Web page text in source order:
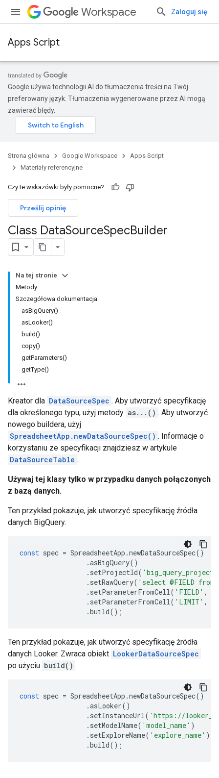
Workspace Zaloguj się
Apps Script
Google używa technologii AI do tłumaczenia treści na Twój
preferowany język. Tłumaczenia wygenerowane przez AI mogą
zawierać błędy.
Strona główna Google Workspace
Apps Script
Materiały referencyjne
Czy te wskazówki były pomocne?
Prześlij opinię
Class DataSourceSpecBuilder
Na tej stronie
Metody
Szczegółowa dokumentacja
asBigQuery()
asLooker()
build()
copy()
getParameters()
getType()
Kreator dla DataSourceSpec . Aby utworzyć specyfikację
dla określonego typu, użyj metody as...() . Aby utworzyć
nowego buildera, użyj
SpreadsheetApp.newDataSourceSpec() . Informacje o
korzystaniu ze specyfikacji znajdziesz w artykule
DataSourceTable .
Używaj tej klasy tylko w przypadku danych połączonych
z bazą danych.
Ten przykład pokazuje, jak utworzyć specyfikację źródła
danych BigQuery.
const spec = SpreadsheetApp .newDataSourceSpec()
.asBigQuery()
. setProjectId( 'big_query_project'
. setRawQuery( 'select @FIELD
. setParameterFromCell( 'FIELD' ,
. setParameterFromCell( 'LIMIT' ,
.build();
Ten przykład pokazuje, jak utworzyć specyfikację źródła
danych Looker. Zwraca obiekt LookerDataSourceSpec
po użyciu build() .
const spec = SpreadsheetApp .newDataSourceSpec()
.asLooker()
. setInstanceUrl( 'https://
. setModelName( 'model_name' )
. setExploreName( 'explore_name' )
.build();